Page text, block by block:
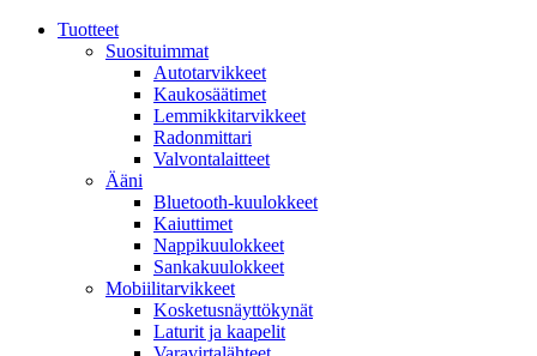
Tuotteet
Suosituimmat
Autotarvikkeet
Kaukosäätimet
Lemmikkitarvikkeet
Radonmittari
Valvontalaitteet
Ääni
Bluetooth-kuulokkeet
Kaiuttimet
Nappikuulokkeet
Sankakuulokkeet
Mobiilitarvikkeet
Kosketusnäyttökynät
Laturit ja kaapelit